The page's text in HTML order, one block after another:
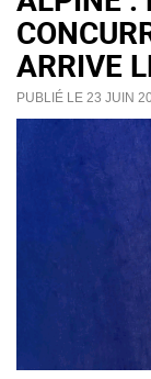
ARRIVE
PUBLIÉ LE 23 JUIN